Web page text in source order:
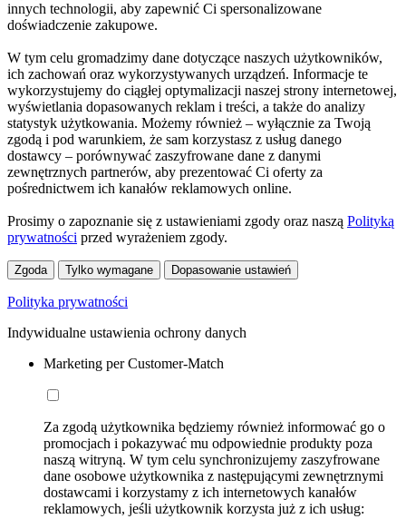
innych technologii, aby zapewnić Ci spersonalizowane
doświadczenie zakupowe.
W tym celu gromadzimy dane dotyczące naszych użytkowników,
ich zachowań oraz wykorzystywanych urządzeń. Informacje te
wykorzystujemy do ciągłej optymalizacji naszej strony internetowej,
wyświetlania dopasowanych reklam i treści, a także do analizy
statystyk użytkowania. Możemy również – wyłącznie za Twoją
zgodą i pod warunkiem, że sam korzystasz z usług danego
dostawcy – porównywać zaszyfrowane dane z danymi
zewnętrznych partnerów, aby prezentować Ci oferty za
pośrednictwem ich kanałów reklamowych online.
Prosimy o zapoznanie się z ustawieniami zgody oraz naszą Polityką
prywatności przed wyrażeniem zgody.
Zgoda Tylko wymagane Dopasowanie ustawień
Polityka prywatności
Indywidualne ustawienia ochrony danych
Marketing per Customer-Match
Za zgodą użytkownika będziemy również informować go o
promocjach i pokazywać mu odpowiednie produkty poza
naszą witryną. W tym celu synchronizujemy zaszyfrowane
dane osobowe użytkownika z następującymi zewnętrznymi
dostawcami i korzystamy z ich internetowych kanałów
reklamowych, jeśli użytkownik korzysta już z ich usług: